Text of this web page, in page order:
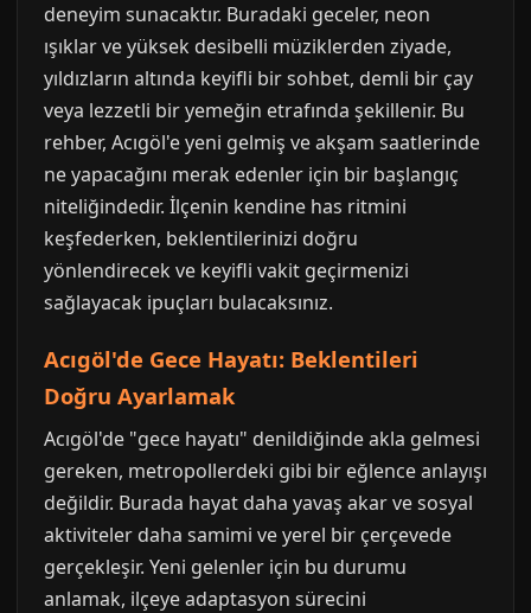
deneyim sunacaktır. Buradaki geceler, neon
ışıklar ve yüksek desibelli müziklerden ziyade,
yıldızların altında keyifli bir sohbet, demli bir çay
veya lezzetli bir yemeğin etrafında şekillenir. Bu
rehber, Acıgöl'e yeni gelmiş ve akşam saatlerinde
ne yapacağını merak edenler için bir başlangıç
niteliğindedir. İlçenin kendine has ritmini
keşfederken, beklentilerinizi doğru
yönlendirecek ve keyifli vakit geçirmenizi
sağlayacak ipuçları bulacaksınız.
Acıgöl'de Gece Hayatı: Beklentileri
Doğru Ayarlamak
Acıgöl'de "gece hayatı" denildiğinde akla gelmesi
gereken, metropollerdeki gibi bir eğlence anlayışı
değildir. Burada hayat daha yavaş akar ve sosyal
aktiviteler daha samimi ve yerel bir çerçevede
gerçekleşir. Yeni gelenler için bu durumu
anlamak, ilçeye adaptasyon sürecini